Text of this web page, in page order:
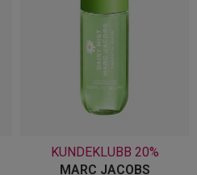
KUNDEKLUBB 20%
MARC JACOBS